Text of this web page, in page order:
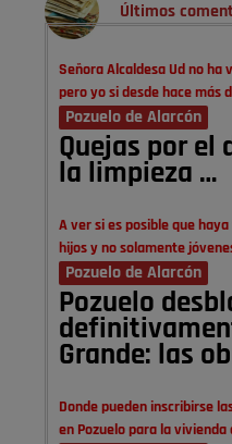
Últimos
Señora Alcaldesa Ud no ha
pero yo si desde hace más
Pozuelo de Alarcón
Quejas por el
la limpieza …
A ver si es posible que
hijos y no solamente
Pozuelo de Alarcón
Pozuelo
Grande: las
Donde pueden inscribirse
en Pozuelo para la vivienda